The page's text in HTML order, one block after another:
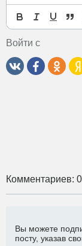
Войти с
Комментариев: 0
Вы можете
посту, указав